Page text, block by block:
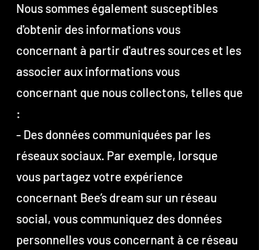
Nous sommes également susceptibles
d'obtenir des informations vous
concernant à partir d'autres sources et les
associer aux informations vous
concernant que nous collectons, telles que
:
- Des données communiquées par les
réseaux sociaux. Par exemple, lorsque
vous partagez votre expérience
concernant Bee’s dream sur un réseau
social, vous communiquez des données
personnelles vous concernant à ce réseau